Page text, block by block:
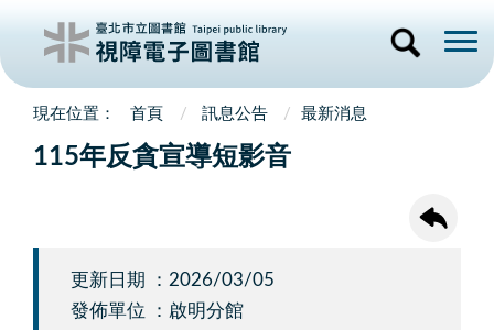
首頁 訊息公告 最新消息
115年反貪宣導短影音
更新日期 ：2026/03/05
發佈單位 ：啟明分館